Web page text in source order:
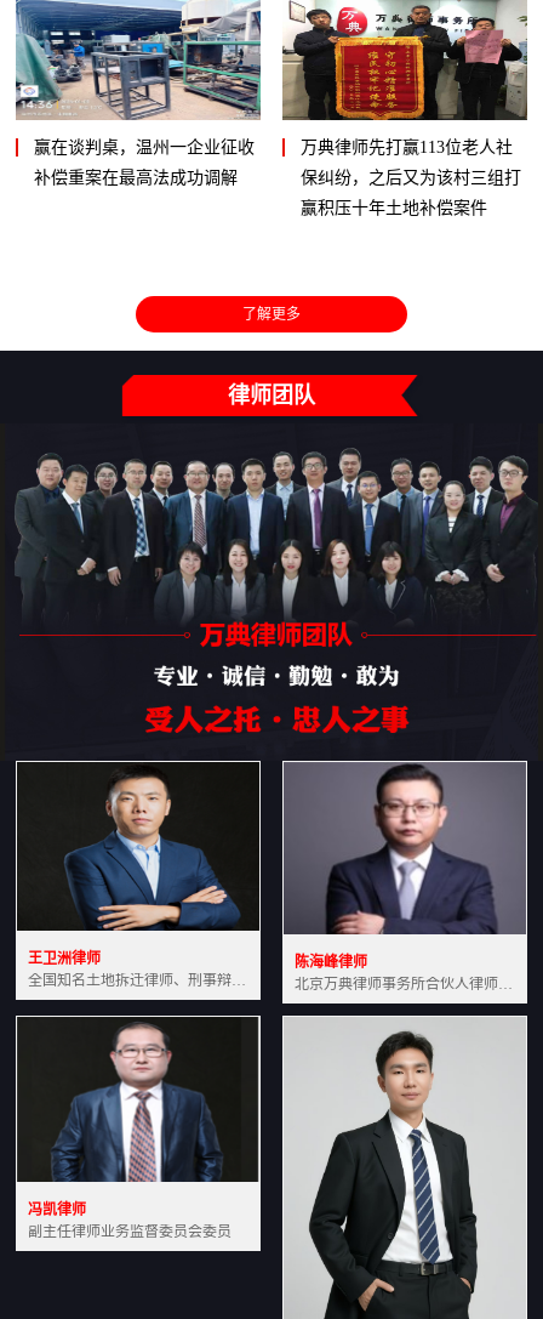
赢在谈判桌，温州一企业征收
补偿重案在最高法成功调解
万典律师先打赢113位老人社
保纠纷，之后又为该村三组打
赢积压十年土地补偿案件
了解更多
律师团队
王卫洲律师
全国知名土地拆迁律师、刑事辩护律师北京万典律师事务所主任中国法学会会员北京市行政法研究会理事
陈海峰律师
北京万典律师事务所合伙人律师土地房产专业资深律师
冯凯律师
副主任律师业务监督委员会委员